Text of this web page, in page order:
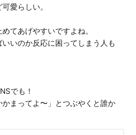
愛らしい。
てあげやすいですよね。
いのか反応に困ってしまう人も
でも！
かまってよ〜」とつぶやくと誰か